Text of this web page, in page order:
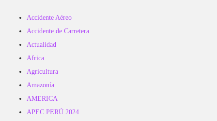
Accidente Aéreo
Accidente de Carretera
Actualidad
Africa
Agricultura
Amazonía
AMERICA
APEC PERÚ 2024